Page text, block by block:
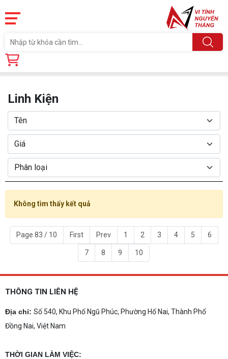
Trang chủ
Linh Kiện
Không tìm thấy kết quả
Page 83 / 10 First Prev 1 2 3 4 5 6
7 8 9 10
THÔNG TIN LIÊN HỆ
Địa chỉ: Số 540, Khu Phố Ngũ Phúc, Phường Hố Nai, Thành Phố
Đồng Nai, Việt Nam
THỜI GIAN LÀM VIỆC: